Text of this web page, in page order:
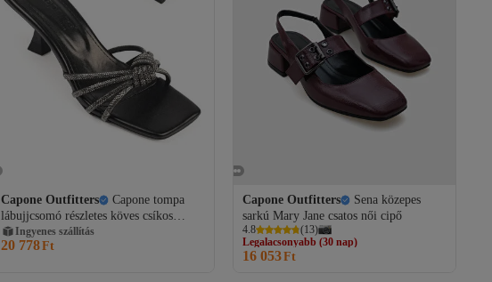
Capone Outfitters
Capone tompa
lábujjcsomó részletes köves csíkos
fémes szövet sarkú fekete női papucs
Ingyenes szállítás
20 778Ft
Capone Outfitters
Sena közepes
sarkú Mary Jane csatos női cipő
4.8 (13)
Legalacsonyabb (30 nap)
Ingyenes szállítás
Legalacsonyabb (30 nap)
16 053Ft